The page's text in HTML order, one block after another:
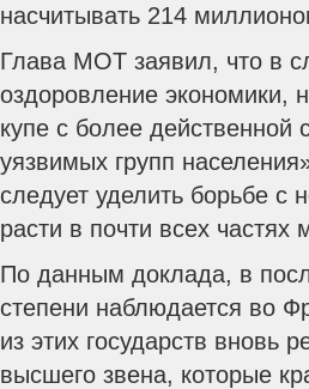
насчитывать 214
Глава МОТ заявил, что в
оздоровление экономики,
купе с более
уязвимых групп
следует уделить борьбе с
расти в почти всех частях
По данным доклада, в
степени наблюдается во
из этих государств вновь
высшего звена, которые